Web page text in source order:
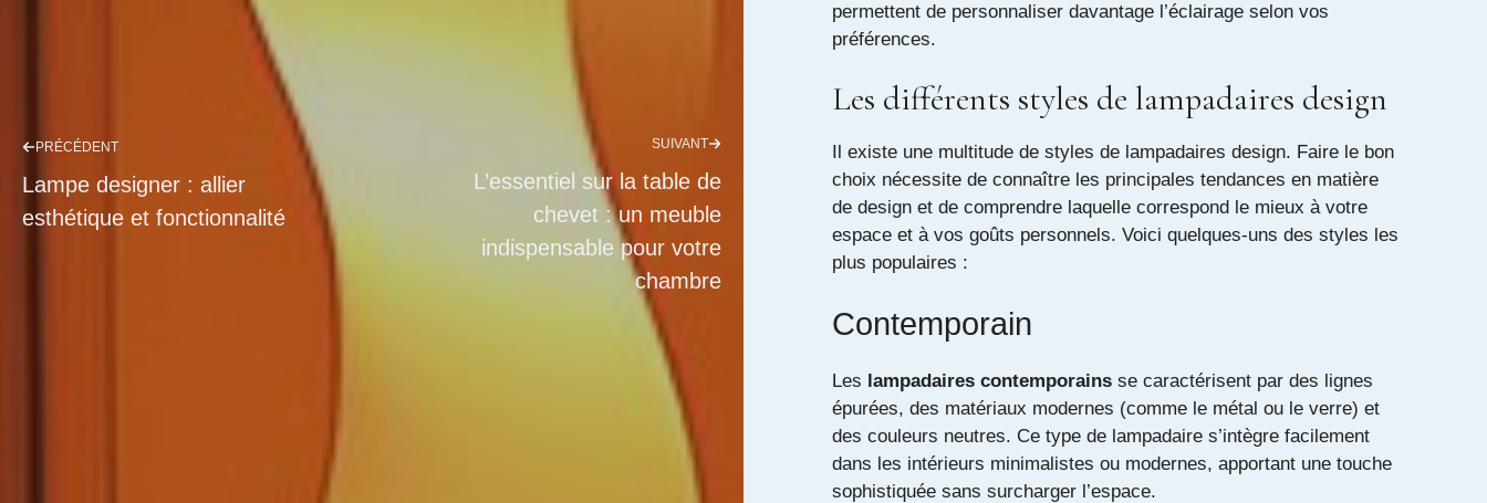
PRÉCÉDENT
Lampe designer : allier
esthétique et fonctionnalité
SUIVANT
L’essentiel sur la table de
chevet : un meuble
indispensable pour votre
chambre
permettent de personnaliser davantage l’éclairage selon vos
préférences.
Les différents styles de lampadaires design
Il existe une multitude de styles de lampadaires design. Faire le bon
choix nécessite de connaître les principales tendances en matière
de design et de comprendre laquelle correspond le mieux à votre
espace et à vos goûts personnels. Voici quelques-uns des styles les
plus populaires :
Contemporain
Les lampadaires contemporains se caractérisent par des lignes
épurées, des matériaux modernes (comme le métal ou le verre) et
des couleurs neutres. Ce type de lampadaire s’intègre facilement
dans les intérieurs minimalistes ou modernes, apportant une touche
sophistiquée sans surcharger l’espace.